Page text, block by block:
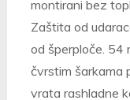
montirani bez
Zaštita od
od šperploče. 54
čvrstim šarkama
vrata rashladne